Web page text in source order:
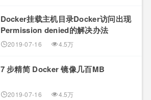
Docker挂载主机目录Docker访问出现
Permission denied的解决办法
2019-07-16 4.5万
7 步精简 Docker 镜像几百MB
2019-07-16 4.5万